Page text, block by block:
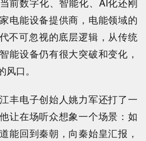
电能设备提供商，电能领域的
不可忽视的底层逻辑，从传统
能设备仍有很大突破和变化，
口。
丰电子创始人姚力军还打了一
让在场听众想象一个场景：如
能回到秦朝，向秦始皇汇报，